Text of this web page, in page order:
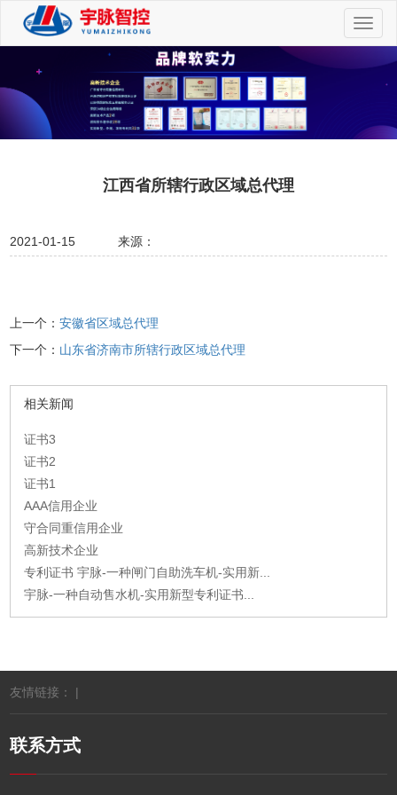
切
换
江西省所辖行政区域总代理
2021-01-15 来源：
上一个：安徽省区域总代理
下一个： 山东省济南市所辖行政区域总代理
相关新闻
证书3
证书2
证书1
AAA信用企业
守合同重信用企业
高新技术企业
专利证书 宇脉-一种闸门自助洗车机-实用新...
宇脉-一种自动售水机-实用新型专利证书...
友情链接： |
联系方式